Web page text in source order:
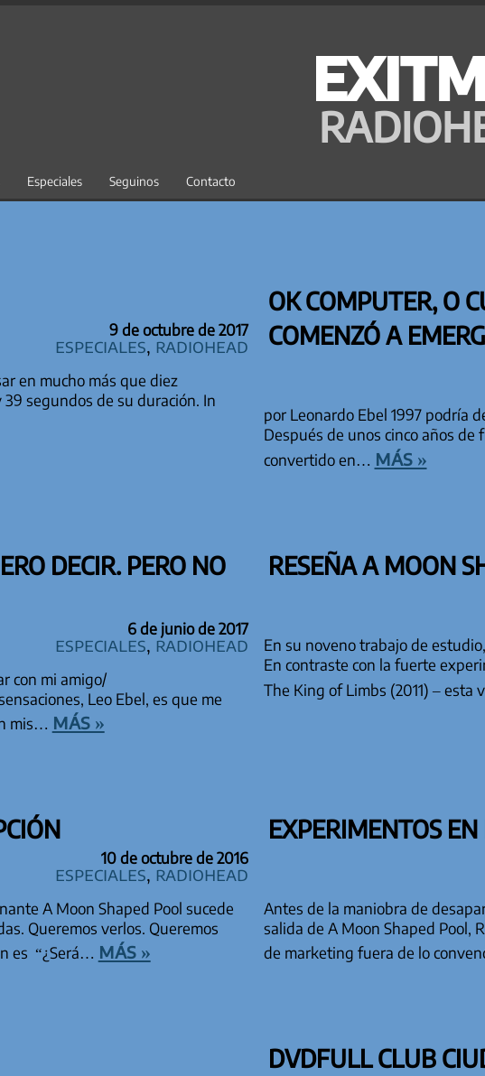
Especiales Seguinos Contacto
9 de octubre de 2017
especiales Radiohead
en mucho más que diez
segundos de su duración. In
OK COMPUTER, O
COMENZÓ A
por Leonardo Ebel 1997 podría
Después de unos cinco años
convertido en… más »
DECIR. PERO NO
6 de junio de 2017
especiales Radiohead
con mi amigo/
Leo Ebel, es que me
mis… más »
RESEÑA A MOON
En su noveno trabajo de
En contraste con la fuerte
The King of Limbs (2011) – esta
10 de octubre de 2016
especiales, Radiohead
A Moon Shaped Pool sucede
Queremos verlos. Queremos
es “¿Será… más »
EXPERIMENTOS
Antes de la maniobra de
salida de A Moon Shaped Pool,
de marketing fuera de lo
DVDFULL CLUB